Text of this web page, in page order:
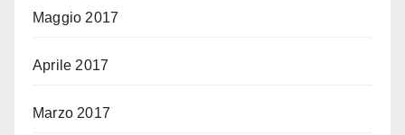
Maggio 2017
Aprile 2017
Marzo 2017